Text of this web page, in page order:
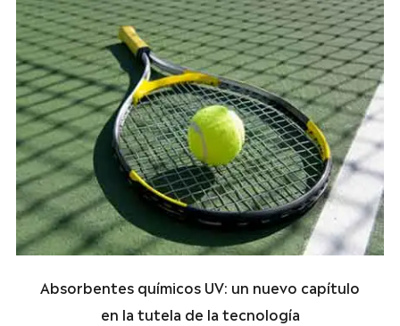
Absorbentes químicos UV: un nuevo capítulo
en la tutela de la tecnología